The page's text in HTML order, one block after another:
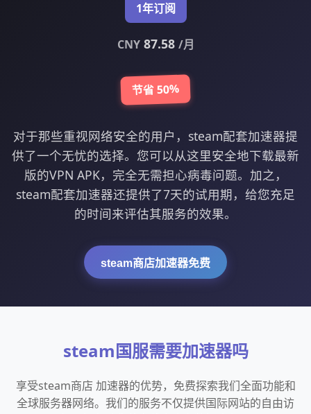
1年订阅
CNY87.58 /月
节省 50%
对于那些重视网络安全的用户，steam配套加速器提
供了一个无忧的选择。您可以从这里安全地下载最新
版的VPN APK，完全无需担心病毒问题。加之，
steam配套加速器还提供了7天的试用期，给您充足
的时间来评估其服务的效果。
steam商店加速器免费
steam国服需要加速器吗
享受steam商店 加速器的优势，免费探索我们全面功能和
全球服务器网络。我们的服务不仅提供国际网站的自由访